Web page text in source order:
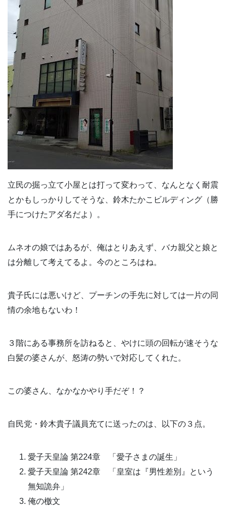
立民の掘っ立て小屋とは打って変わって、なんとなく耐震
とかもしっかりしてそうな、鈴木たかこビルディング（勝
手につけたアダ名だよ）。
ムネオの娘ではあるが、俺はとりあえず、バカ親父と娘と
は分離して考えてるよ。今のところはね。
貴子氏には悪いけど、プーチンの手先に対しては一片の同
情の余地もないわ！
３階にある事務所を訪ねると、やけに頭の回転が速そうな
白髪の婆さんが、怒涛の勢いで対応してくれた。
この婆さん、なかなかやり手だぞ！？
自民党・鈴木貴子議員充てに送ったのは、以下の３点。
愛子天皇論 第224章 「愛子さまの誕生」
愛子天皇論 第242章 「皇室は『男性差別』という
無知詭弁」
俺の檄文